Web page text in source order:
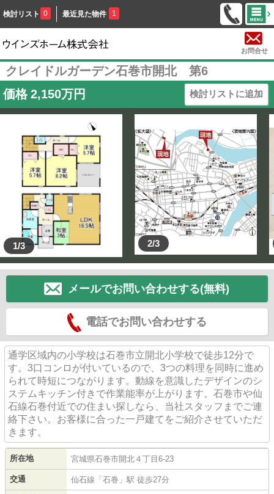
検討リスト 0 最近見た物件 1
お問合せ
クレイドルガーデン石巻市開北 第6
価格 2,150万円 検討リストに追加
1/3 2/3
メールでお問い合わせする(無料)
電話でお問い合わせする
通学区域内の小学校は石巻市立開北小学校で徒歩12分で
す。3口コンロが付いているので、3つの料理を同時に進め
られて時短につながります。動線を意識したデザインのシ
ステムキッチン付きで作業能率が上がります。石巻市や仙
石線石巻付近での住まい探しなら、当社スタッフまでご連
絡下さい。お客様に合った一戸建てをご紹介させていただ
きます。
所在地 宮城県石巻市開北 ４丁目6-23
交通 仙石線 「 石巻 」駅 徒歩27分